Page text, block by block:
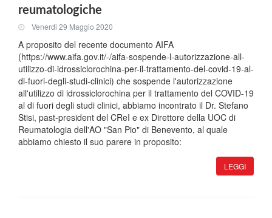
reumatologiche
Venerdi 29 Maggio 2020
A proposito del recente documento AIFA
(https://www.aifa.gov.it/-/aifa-sospende-l-autorizzazione-all-
utilizzo-di-idrossiclorochina-per-il-trattamento-del-covid-19-al-
di-fuori-degli-studi-clinici) che sospende l'autorizzazione
all'utilizzo di idrossiclorochina per il trattamento del COVID-19
al di fuori degli studi clinici, abbiamo incontrato il Dr. Stefano
Stisi, past-president del CReI e ex Direttore della UOC di
Reumatologia dell'AO "San Pio" di Benevento, al quale
abbiamo chiesto il suo parere in proposito:
LEGGI